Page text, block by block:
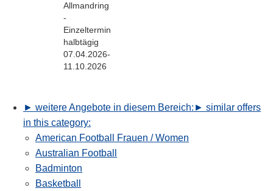
Allmandring
-
Einzeltermin
halbtägig
07.04.2026-
11.10.2026
► weitere Angebote in diesem Bereich: ► similar offers
in this category:
American Football Frauen / Women
Australian Football
Badminton
Basketball